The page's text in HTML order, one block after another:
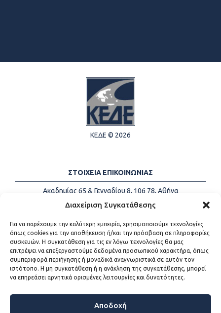
Διαχείριση Συγκατάθεσης
Για να παρέχουμε την καλύτερη εμπειρία, χρησιμοποιούμε τεχνολογίες
όπως cookies για την αποθήκευση ή/και την πρόσβαση σε πληροφορίες
συσκευών. Η συγκατάθεση για τις εν λόγω τεχνολογίες θα μας
επιτρέψει να επεξεργαστούμε δεδομένα προσωπικού χαρακτήρα, όπως
συμπεριφορά περιήγησης ή μοναδικά αναγνωριστικά σε αυτόν τον
ιστότοπο. Η μη συγκατάθεση ή η ανάκληση της συγκατάθεσης, μπορεί
να επηρεάσει αρνητικά ορισμένες λειτουργίες και δυνατότητες.
Αποδοχή
ΚΕΔΕ © 2026
ΣΤΟΙΧΕΙΑ ΕΠΙΚΟΙΝΩΝΙΑΣ
Ακαδημίας 65 & Γενναδίου 8, 106 78, Αθήνα
Τηλέφωνα:
+30 213-2147500
Email:
info@kede.gr
ΧΡΗΣΙΜΟΙ ΣΥΝΔΕΣΜΟΙ
Η ΚΕΔΕ
Sitemap
Προσβασιμότητα